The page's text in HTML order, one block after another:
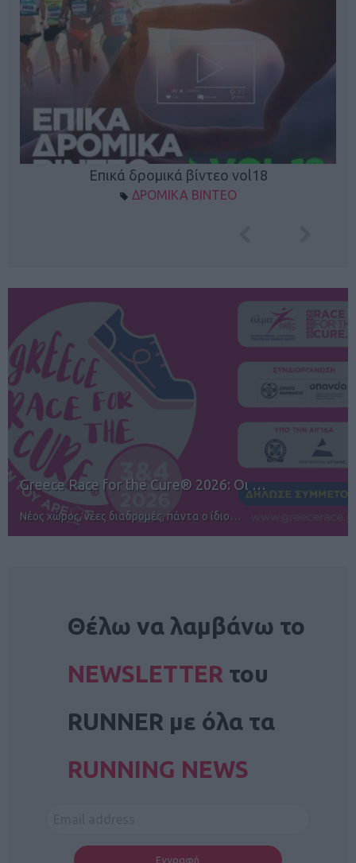
Επικά δρομικά βίντεο vol18
ΔΡΟΜΙΚΑ ΒΙΝΤΕΟ
12ος TUI Rhodes Marathon: Άνοιγμα ε…
Αγώνες για όλους στην Ρόδο
Θέλω να λαμβάνω το
NEWSLETTER του
RUNNER με όλα τα
RUNNING NEWS